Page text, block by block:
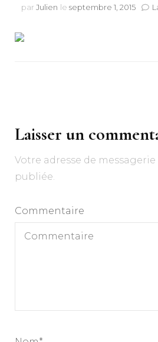
par Julien le septembre 1, 2015
Laisser un
Votre adresse de messagerie
publiée.
Commentaire